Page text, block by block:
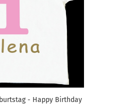
- Happy Birthday